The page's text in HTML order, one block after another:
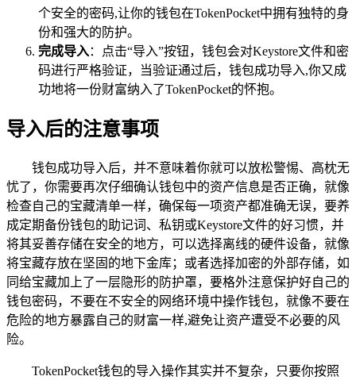
个安全的密码,让你的钱包在TokenPocket中拥有独特的身
份和强大的防护。
完成导入：点击“导入”按钮，钱包会对Keystore文件和密
码进行严格验证，当验证通过后，钱包成功导入,你又成
功地将一份财富纳入了TokenPocket的怀抱。
导入后的注意事项
钱包成功导入后，并不意味着你就可以放松警惕、高枕无
忧了，你需要再次仔细确认钱包中的资产信息是否正确，就像
检查自己的宝藏清单一样，确保每一项资产都准确无误，要养
成定期备份钱包的助记词、私钥或Keystore文件的好习惯，并
将其妥善存储在安全的地方，可以选择离线的硬件设备，就像
将宝藏存放在坚固的地下金库；或者选择加密的外部存储，如
同给宝藏加上了一层隐形的防护罩，要格外注意保护好自己的
钱包密码，不要在不安全的网络环境中操作钱包，就像不要在
危险的地方暴露自己的财富一样,避免让资产遭受不必要的风
险。
TokenPocket钱包的导入操作其实并不复杂，只要你按照